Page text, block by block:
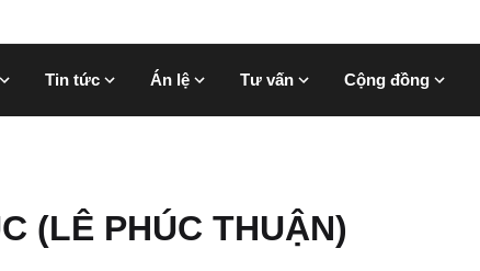
Tin tức Án lệ Tư vấn Cộng đồng
(LÊ PHÚC THUẬN)